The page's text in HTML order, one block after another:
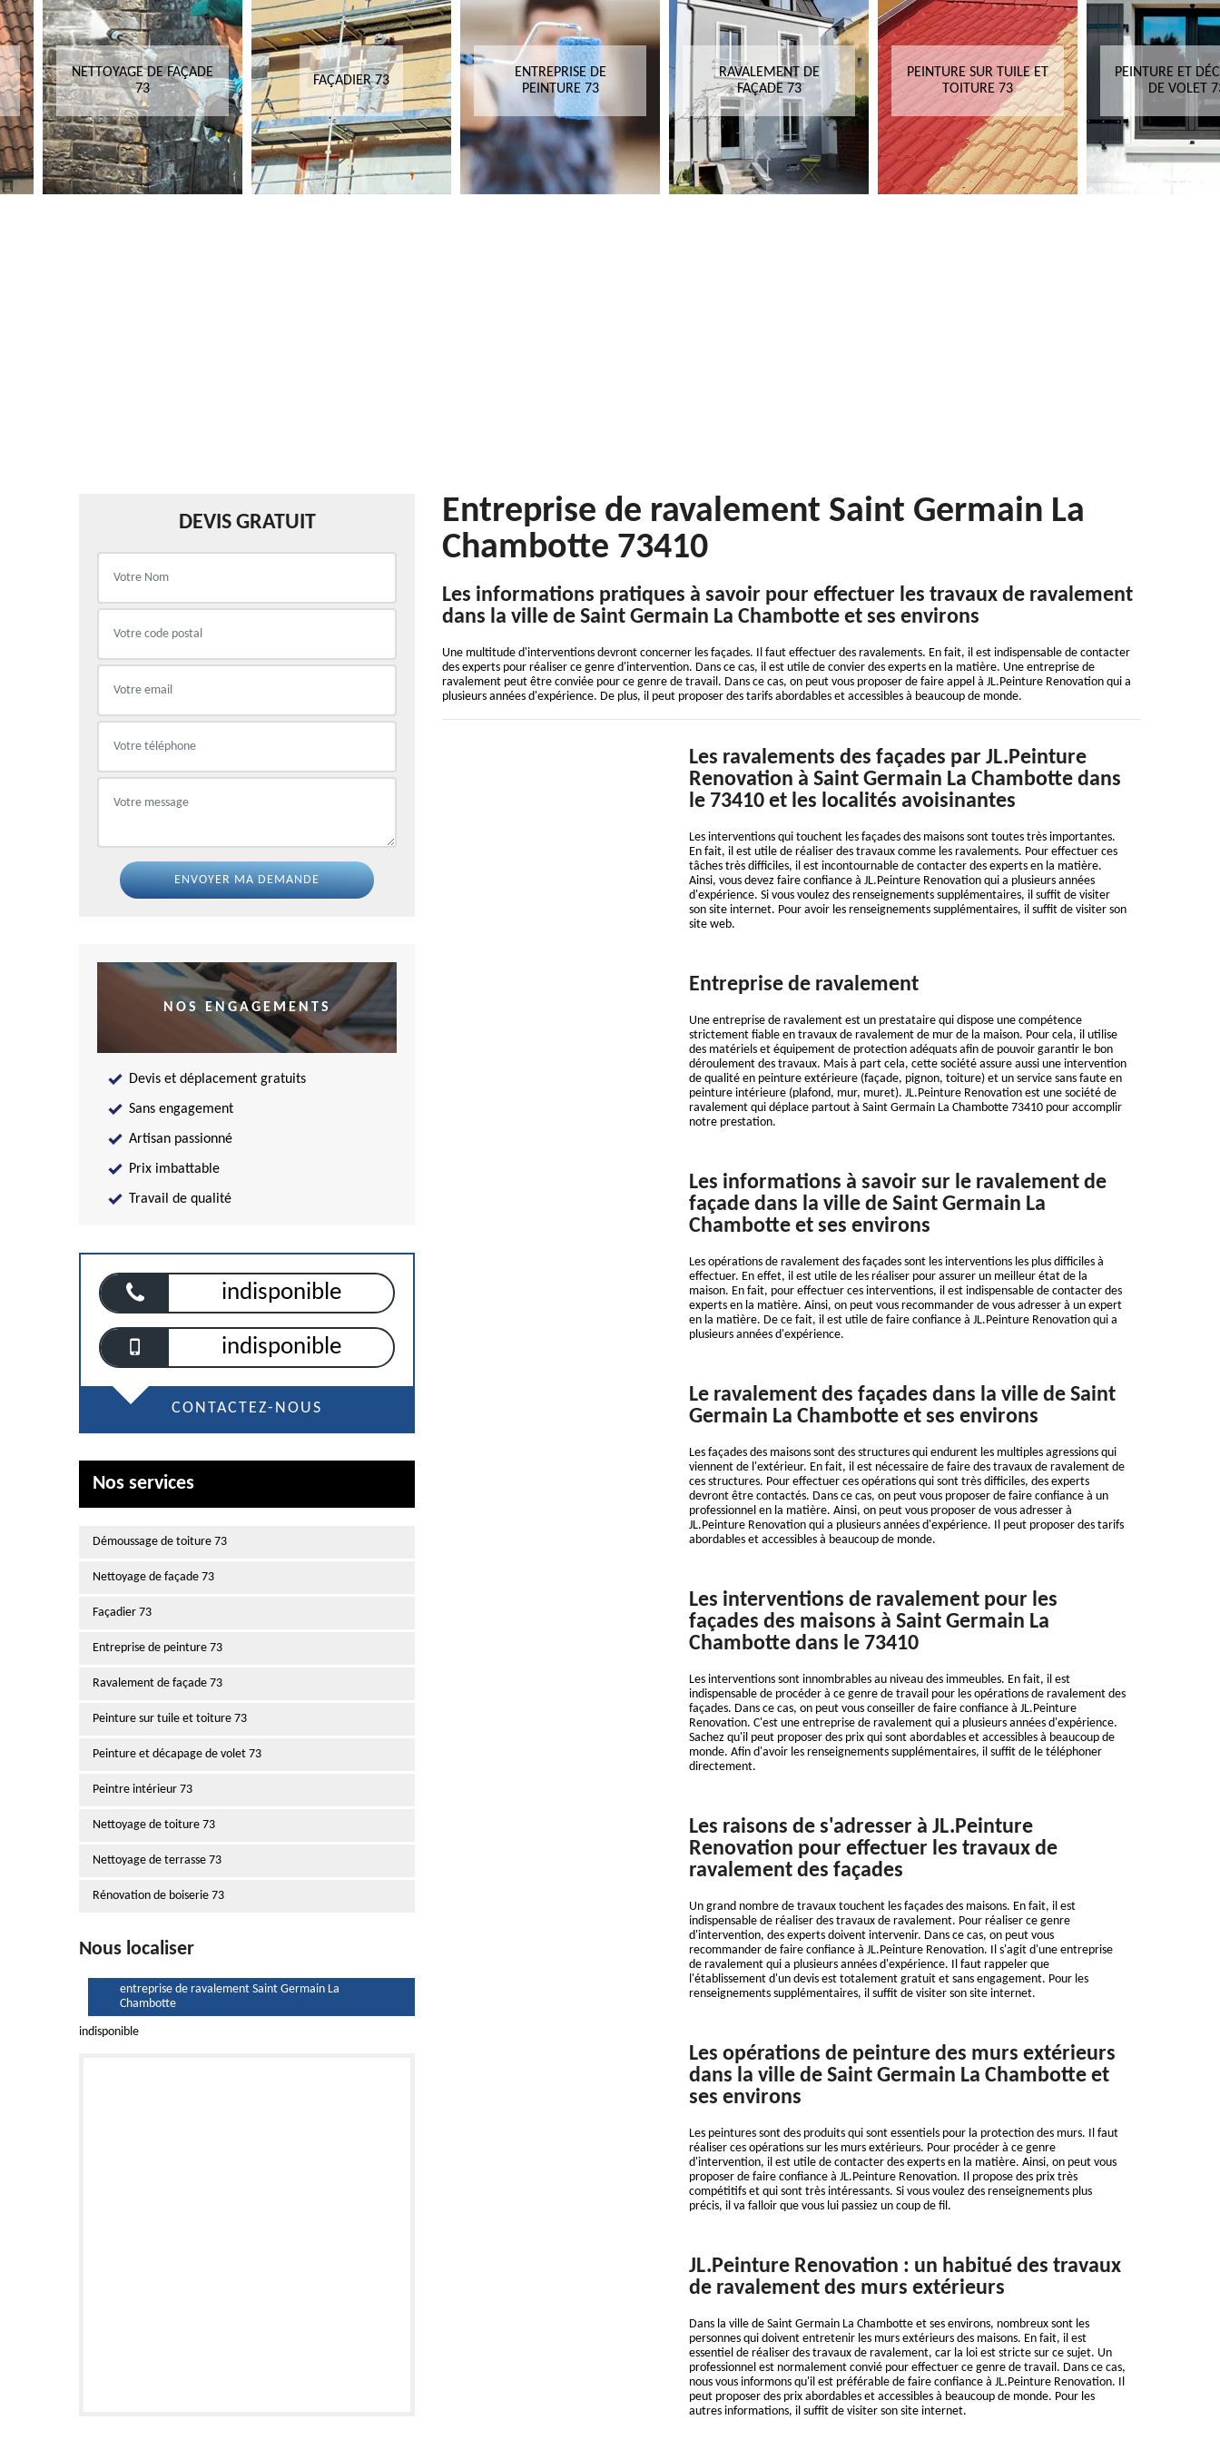
NETTOYAGE DE FAÇADE
73
FAÇADIER 73
ENTREPRISE DE
PEINTURE 73
RAVALEMENT DE
FAÇADE 73
PEINTURE SUR TUILE ET
TOITURE 73
PEINTURE ET
DE VOLET
DEVIS GRATUIT
NOS ENGAGEMENTS
Devis et déplacement gratuits
Sans engagement
Artisan passionné
Prix imbattable
Travail de qualité
indisponible
indisponible
CONTACTEZ-NOUS
Nos services
Démoussage de toiture 73
Nettoyage de façade 73
Façadier 73
Entreprise de peinture 73
Ravalement de façade 73
Peinture sur tuile et toiture 73
Peinture et décapage de volet 73
Peintre intérieur 73
Nettoyage de toiture 73
Nettoyage de terrasse 73
Rénovation de boiserie 73
Nous localiser
entreprise de ravalement Saint Germain La
Chambotte
indisponible
Entreprise de ravalement Saint Germain La
Chambotte 73410
Les informations pratiques à savoir pour effectuer les travaux de ravalement
dans la ville de Saint Germain La Chambotte et ses environs
Une multitude d'interventions devront concerner les façades. Il faut effectuer des ravalements. En fait, il est indispensable de contacter
des experts pour réaliser ce genre d'intervention. Dans ce cas, il est utile de convier des experts en la matière. Une entreprise de
ravalement peut être conviée pour ce genre de travail. Dans ce cas, on peut vous proposer de faire appel à JL.Peinture Renovation qui a
plusieurs années d'expérience. De plus, il peut proposer des tarifs abordables et accessibles à beaucoup de monde.
Les ravalements des façades par JL.Peinture
Renovation à Saint Germain La Chambotte dans
le 73410 et les localités avoisinantes
Les interventions qui touchent les façades des maisons sont toutes très importantes.
En fait, il est utile de réaliser des travaux comme les ravalements. Pour effectuer ces
tâches très difficiles, il est incontournable de contacter des experts en la matière.
Ainsi, vous devez faire confiance à JL.Peinture Renovation qui a plusieurs années
d'expérience. Si vous voulez des renseignements supplémentaires, il suffit de visiter
son site internet. Pour avoir les renseignements supplémentaires, il suffit de visiter son
site web.
Entreprise de ravalement
Une entreprise de ravalement est un prestataire qui dispose une compétence
strictement fiable en travaux de ravalement de mur de la maison. Pour cela, il utilise
des matériels et équipement de protection adéquats afin de pouvoir garantir le bon
déroulement des travaux. Mais à part cela, cette société assure aussi une intervention
de qualité en peinture extérieure (façade, pignon, toiture) et un service sans faute en
peinture intérieure (plafond, mur, muret). JL.Peinture Renovation est une société de
ravalement qui déplace partout à Saint Germain La Chambotte 73410 pour accomplir
notre prestation.
Les informations à savoir sur le ravalement de
façade dans la ville de Saint Germain La
Chambotte et ses environs
Les opérations de ravalement des façades sont les interventions les plus difficiles à
effectuer. En effet, il est utile de les réaliser pour assurer un meilleur état de la
maison. En fait, pour effectuer ces interventions, il est indispensable de contacter des
experts en la matière. Ainsi, on peut vous recommander de vous adresser à un expert
en la matière. De ce fait, il est utile de faire confiance à JL.Peinture Renovation qui a
plusieurs années d'expérience.
Le ravalement des façades dans la ville de Saint
Germain La Chambotte et ses environs
Les façades des maisons sont des structures qui endurent les multiples agressions qui
viennent de l'extérieur. En fait, il est nécessaire de faire des travaux de ravalement de
ces structures. Pour effectuer ces opérations qui sont très difficiles, des experts
devront être contactés. Dans ce cas, on peut vous proposer de faire confiance à un
professionnel en la matière. Ainsi, on peut vous proposer de vous adresser à
JL.Peinture Renovation qui a plusieurs années d'expérience. Il peut proposer des tarifs
abordables et accessibles à beaucoup de monde.
Les interventions de ravalement pour les
façades des maisons à Saint Germain La
Chambotte dans le 73410
Les interventions sont innombrables au niveau des immeubles. En fait, il est
indispensable de procéder à ce genre de travail pour les opérations de ravalement des
façades. Dans ce cas, on peut vous conseiller de faire confiance à JL.Peinture
Renovation. C'est une entreprise de ravalement qui a plusieurs années d'expérience.
Sachez qu'il peut proposer des prix qui sont abordables et accessibles à beaucoup de
monde. Afin d'avoir les renseignements supplémentaires, il suffit de le téléphoner
directement.
Les raisons de s'adresser à JL.Peinture
Renovation pour effectuer les travaux de
ravalement des façades
Un grand nombre de travaux touchent les façades des maisons. En fait, il est
indispensable de réaliser des travaux de ravalement. Pour réaliser ce genre
d'intervention, des experts doivent intervenir. Dans ce cas, on peut vous
recommander de faire confiance à JL.Peinture Renovation. Il s'agit d'une entreprise
de ravalement qui a plusieurs années d'expérience. Il faut rappeler que
l'établissement d'un devis est totalement gratuit et sans engagement. Pour les
renseignements supplémentaires, il suffit de visiter son site internet.
Les opérations de peinture des murs extérieurs
dans la ville de Saint Germain La Chambotte et
ses environs
Les peintures sont des produits qui sont essentiels pour la protection des murs. Il faut
réaliser ces opérations sur les murs extérieurs. Pour procéder à ce genre
d'intervention, il est utile de contacter des experts en la matière. Ainsi, on peut vous
proposer de faire confiance à JL.Peinture Renovation. Il propose des prix très
compétitifs et qui sont très intéressants. Si vous voulez des renseignements plus
précis, il va falloir que vous lui passiez un coup de fil.
JL.Peinture Renovation : un habitué des travaux
de ravalement des murs extérieurs
Dans la ville de Saint Germain La Chambotte et ses environs, nombreux sont les
personnes qui doivent entretenir les murs extérieurs des maisons. En fait, il est
essentiel de réaliser des travaux de ravalement, car la loi est stricte sur ce sujet. Un
professionnel est normalement convié pour effectuer ce genre de travail. Dans ce cas,
nous vous informons qu'il est préférable de faire confiance à JL.Peinture Renovation. Il
peut proposer des prix abordables et accessibles à beaucoup de monde. Pour les
autres informations, il suffit de visiter son site internet.